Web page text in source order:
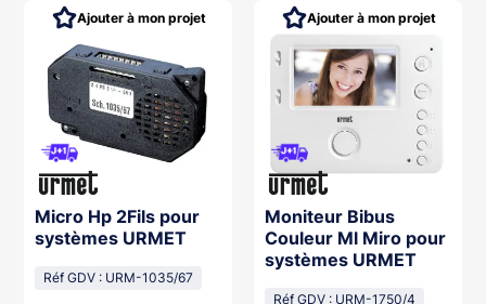
Micro Hp 2Fils pour
systèmes URMET
Réf GDV : URM-1035/67
Ajouter à mon projet
Moniteur Bibus
Couleur Ml Miro pour
systèmes URMET
Réf GDV : URM-1750/4
Ajouter à mon projet